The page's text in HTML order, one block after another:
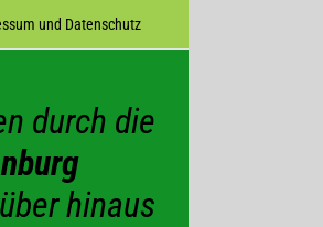
und Datenschutz
durch die
hinaus